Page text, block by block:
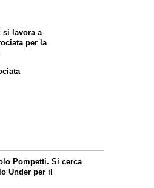
si lavora a
per la
Pompetti. Si cerca
Under per il